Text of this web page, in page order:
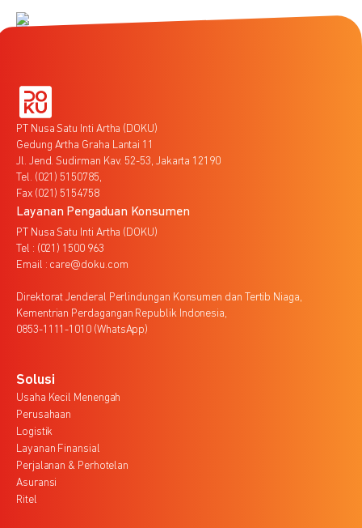
PT Nusa Satu Inti Artha (DOKU)
Gedung Artha Graha Lantai 11
Jl. Jend. Sudirman Kav. 52-53, Jakarta 12190
Tel. (021) 5150785,
Fax (021) 5154758
Layanan Pengaduan Konsumen
PT Nusa Satu Inti Artha (DOKU)
Tel : (021) 1500 963
Email : care@doku.com
Direktorat Jenderal Perlindungan Konsumen dan Tertib Niaga,
Kementrian Perdagangan Republik Indonesia,
0853-1111-1010 (WhatsApp)
Solusi
Usaha Kecil Menengah
Perusahaan
Logistik
Layanan Finansial
Perjalanan & Perhotelan
Asuransi
Ritel